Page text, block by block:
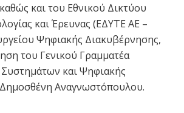
και του Εθνικού Δικτύου
και Έρευνας (ΕΔΥΤΕ ΑΕ –
Ψηφιακής Διακυβέρνησης,
του Γενικού Γραμματέα
και Ψηφιακής
Αναγνωστόπουλου.